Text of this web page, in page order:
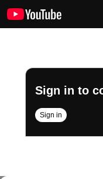
Sign in to
Sign in